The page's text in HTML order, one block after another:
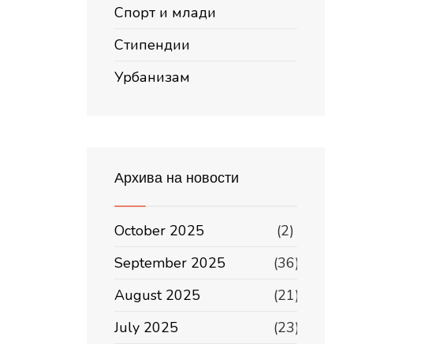
Спорт и млади
Стипендии
Урбанизам
Архива на новости
October 2025
(2)
September 2025
(36)
August 2025
(21)
July 2025
(23)